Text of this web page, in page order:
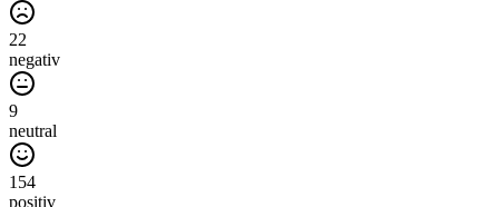
22
negativ
9
neutral
154
positiv